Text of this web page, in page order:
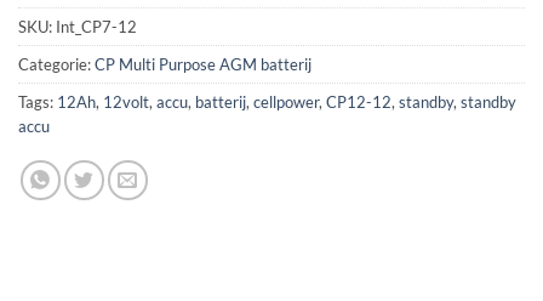
SKU: Int_CP7-12
Categorie:CP Multi Purpose AGM batterij
Tags: 12Ah, 12volt, accu, batterij, cellpower, CP12-12, standby, standby
accu